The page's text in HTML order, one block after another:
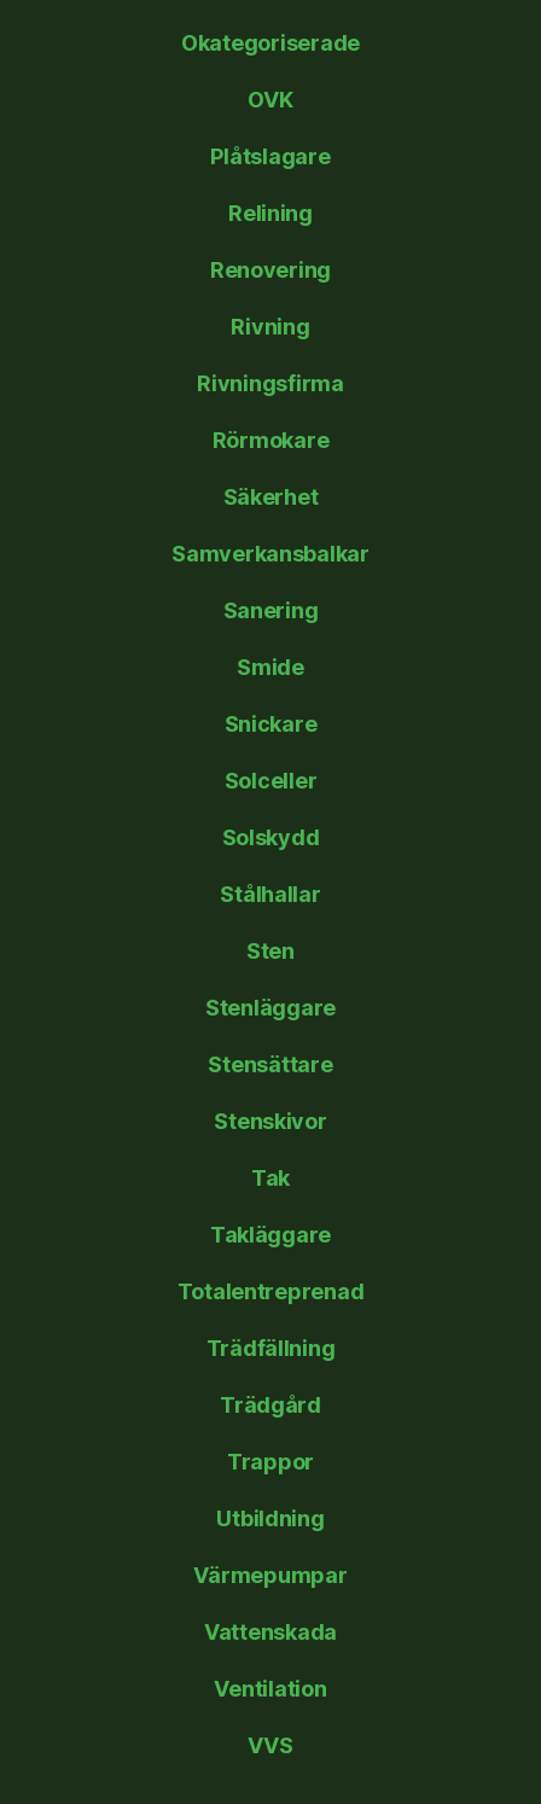
Okategoriserade
OVK
Plåtslagare
Relining
Renovering
Rivning
Rivningsfirma
Rörmokare
Säkerhet
Samverkansbalkar
Sanering
Smide
Snickare
Solceller
Solskydd
Stålhallar
Sten
Stenläggare
Stensättare
Stenskivor
Tak
Takläggare
Totalentreprenad
Trädfällning
Trädgård
Trappor
Utbildning
Värmepumpar
Vattenskada
Ventilation
VVS